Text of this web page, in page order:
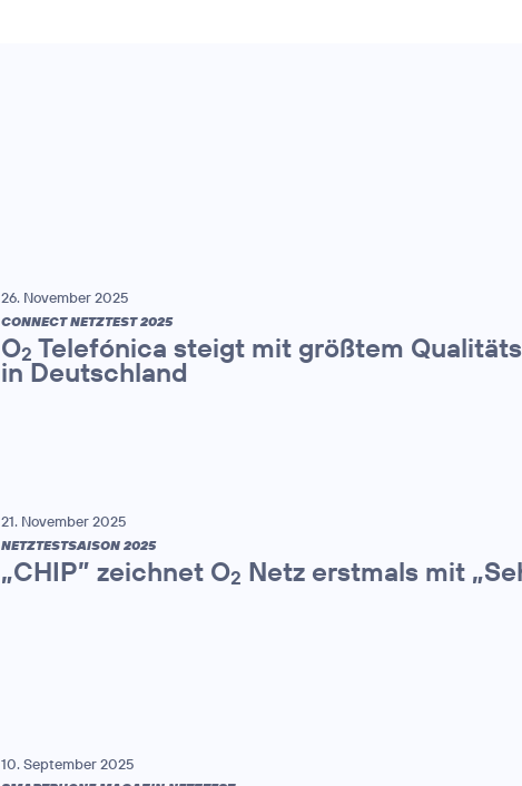
26. November 2025
CONNECT NETZTEST 2025
O2 Telefónica steigt mit größtem
in Deutschland
21. November 2025
NETZTESTSAISON 2025
„CHIP” zeichnet O2 Netz erstmals mit
10. September 2025